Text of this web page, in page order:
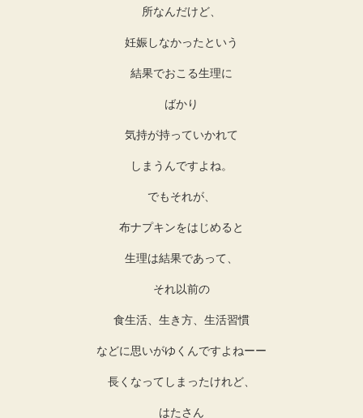
所なんだけど、
妊娠しなかったという
結果でおこる生理に
ばかり
気持が持っていかれて
しまうんですよね。
でもそれが、
布ナプキンをはじめると
生理は結果であって、
それ以前の
食生活、生き方、生活習慣
などに思いがゆくんですよねーー
長くなってしまったけれど、
はたさん